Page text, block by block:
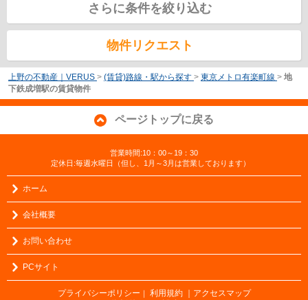
さらに条件を絞り込む
物件リクエスト
上野の不動産｜VERUS > (賃貸)路線・駅から探す > 東京メトロ有楽町線 > 地
下鉄成増駅の賃貸物件
ページトップに戻る
営業時間:10：00～19：30
定休日:毎週水曜日（但し、1月～3月は営業しております）
ホーム
会社概要
お問い合わせ
PCサイト
プライバシーポリシー ｜ 利用規約 ｜アクセスマップ